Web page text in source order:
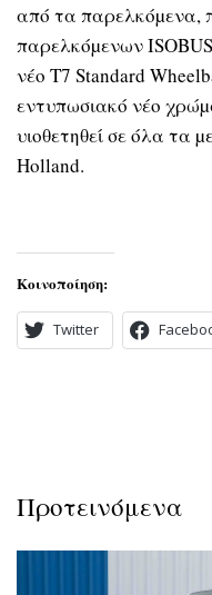
από τα παρελκόµενα,
παρελκόµενων
νέο T7 Standard
εντυπωσιακό νέο
υιοθετηθεί σε όλα τα
Holland.
Κοινοποίηση:
Twitter
Προτεινόμενα